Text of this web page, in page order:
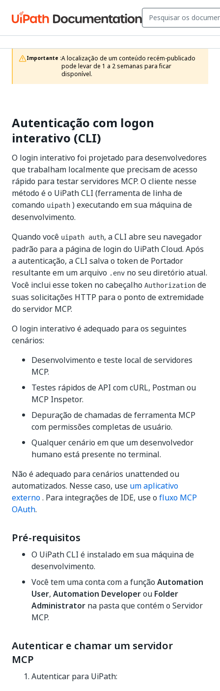
Importante :A localização de um conteúdo recém-publicado
pode levar de 1 a 2 semanas para ficar
disponível.
Autenticação com logon
interativo (CLI)
O login interativo foi projetado para desenvolvedores
que trabalham localmente que precisam de acesso
rápido para testar servidores MCP. O cliente nesse
método é o UiPath CLI (ferramenta de linha de
comando uipath ) executando em sua máquina de
desenvolvimento.
Quando você uipath auth, a CLI abre seu navegador
padrão para a página de login do UiPath Cloud. Após
a autenticação, a CLI salva o token de Portador
resultante em um arquivo .env no seu diretório atual.
Você inclui esse token no cabeçalho Authorization de
suas solicitações HTTP para o ponto de extremidade
do servidor MCP.
O login interativo é adequado para os seguintes
cenários:
Desenvolvimento e teste local de servidores
MCP.
Testes rápidos de API com cURL, Postman ou
MCP Inspetor.
Depuração de chamadas de ferramenta MCP
com permissões completas de usuário.
Qualquer cenário em que um desenvolvedor
humano está presente no terminal.
Não é adequado para cenários unattended ou
automatizados. Nesse caso, use um aplicativo
externo. Para integrações de IDE, use o fluxo MCP
OAuth.
Pré-requisitos
O UiPath CLI é instalado em sua máquina de
desenvolvimento.
Você tem uma conta com a função Automation
User, Automation Developerou Folder
Administrator na pasta que contém o Servidor
MCP.
Autenticar e chamar um servidor
MCP
Autenticar para UiPath: